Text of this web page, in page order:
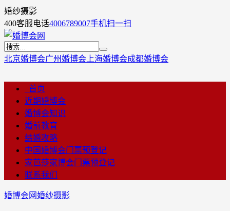
婚纱摄影
400客服电话4006789007手机扫一扫
北京婚博会广州婚博会 上海婚博会成都婚博会
首页
近期婚博会
婚博会知识
婚前教育
结婚攻略
中国婚博会门票预登记
家芭莎家博会门票预登记
联系我们
婚博会网婚纱摄影